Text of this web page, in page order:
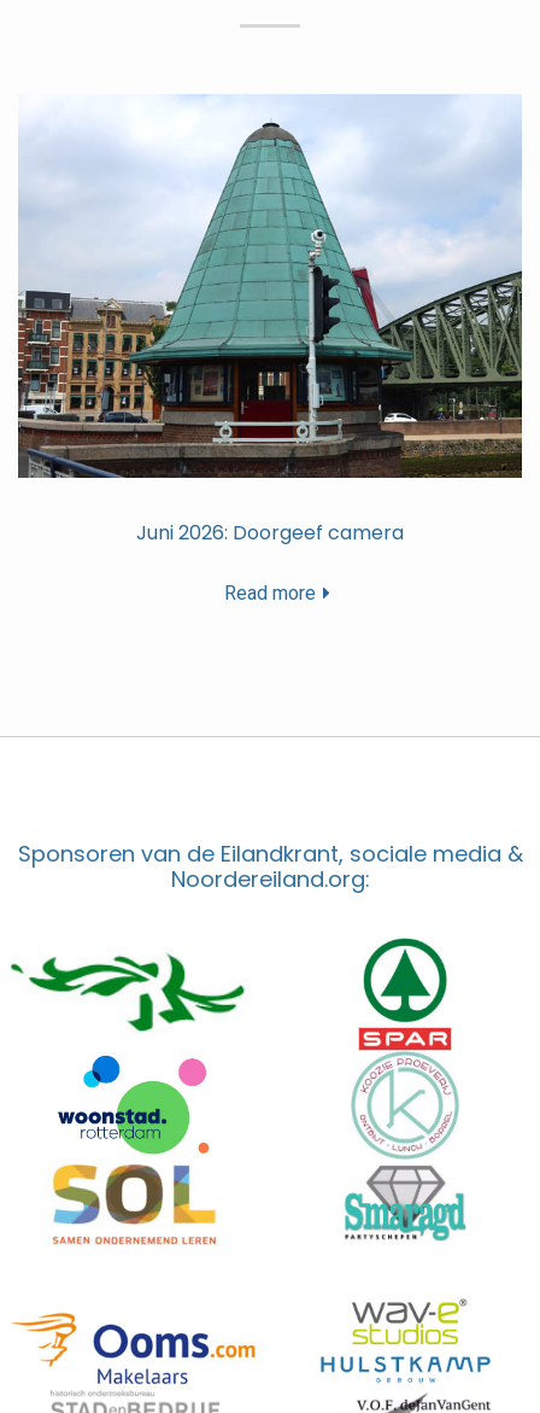
Juni 2026: Doorgeef camera
Read more
Sponsoren van de Eilandkrant, sociale media &
Noordereiland.org: